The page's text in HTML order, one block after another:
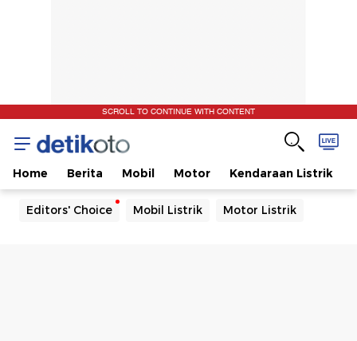
SCROLL TO CONTINUE WITH CONTENT
Home Berita Mobil Motor Kendaraan Listrik
Editors' Choice Mobil Listrik Motor Listrik